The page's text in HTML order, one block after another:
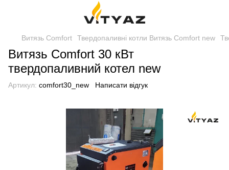
Витязь Comfort Твердопаливні котли Витязь Comfort new
Витязь Comfort 30 кВт
твердопаливний котел new
Артикул: comfort30_new Написати відгук